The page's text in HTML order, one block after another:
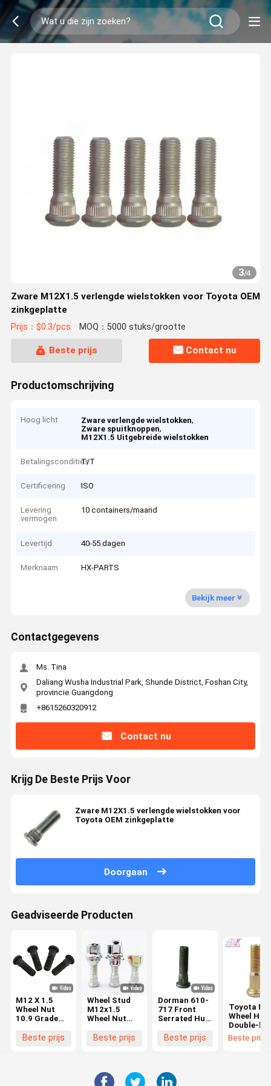
3/4
Zware M12X1.5 verlengde wielstokken voor Toyota OEM
zinkgeplatte
Prijs：$0.3/pcs MOQ：5000 stuks/grootte
Beste prijs Contact nu
Productomschrijving
Hoog licht Zware verlengde wielstokken,
Zware spuitknoppen,
M12X1.5 Uitgebreide wielstokken
Betalingscondities
T/T
Certificering ISO
Levering
vermogen
10 containers/maand
Levertijd 40-55 dagen
Merknaam HX-PARTS
Bekijk meer
Contactgegevens
Ms. Tina
Daliang Wusha Industrial Park, Shunde District, Foshan City,
provincie Guangdong
+8615260320912
Contact nu
Krijg De Beste Prijs Voor
Zware M12X1.5 verlengde wielstokken voor
Toyota OEM zinkgeplatte
Doorgaan
Geadviseerde Producten
M12 X 1.5
Wheel Nut
10.9 Grade
Hoofdgrootte
Beste prijs
Wheel Stud
M12x1.5
Wheel Nut
Grade
Toyota,
Hyundai,
Beste prijs
Dorman 610-
717 Front
Serrated Hub
M14X1.50
Ford
Beste prijs
Toyota
Wheel Hub
Double-
Bolt 1/2' X
1/4' UNF
Beste prijs